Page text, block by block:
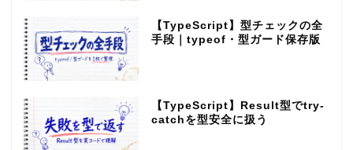
【TypeScript】型チェックの全
手段｜typeof・型ガード保存版
【TypeScript】Result型でtry-
catchを型安全に扱う